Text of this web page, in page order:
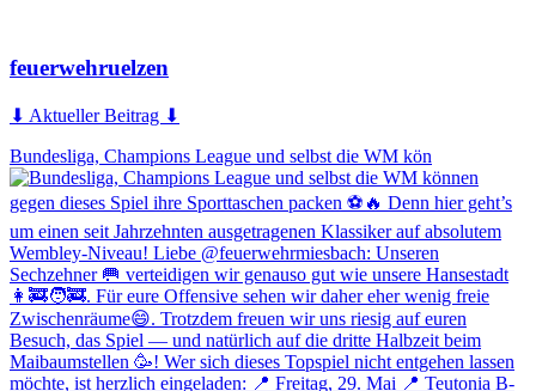
feuerwehruelzen
⬇ Aktueller Beitrag ⬇
Bundesliga, Champions League und selbst die WM kön